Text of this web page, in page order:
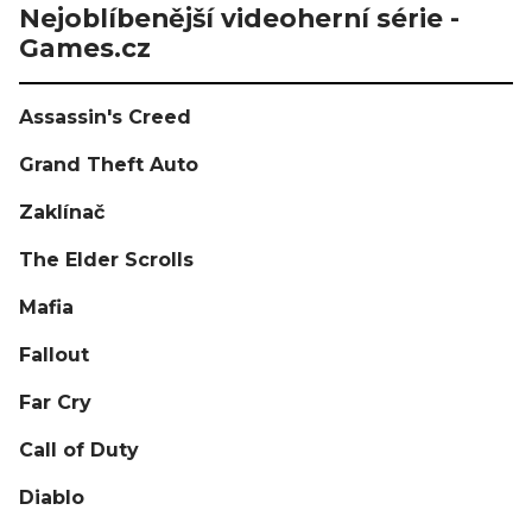
Nejoblíbenější videoherní série -
Games.cz
Assassin's Creed
Grand Theft Auto
Zaklínač
The Elder Scrolls
Mafia
Fallout
Far Cry
Call of Duty
Diablo